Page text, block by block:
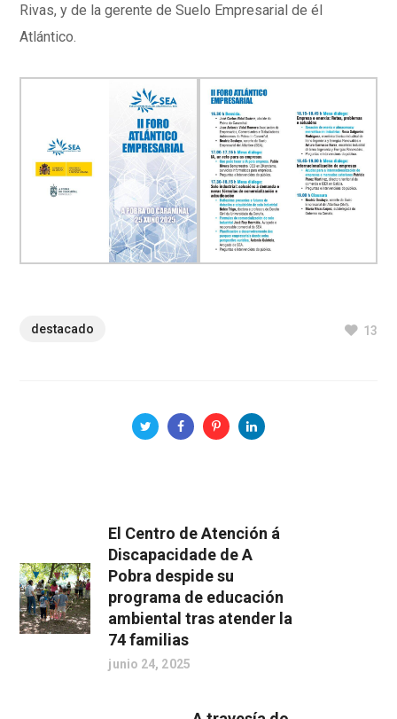
Rivas, y de la gerente de Suelo Empresarial de él
Atlántico.
destacado 13
El Centro de Atención á
Discapacidade de A
Pobra despide su
programa de educación
ambiental tras atender la
74 familias
junio 24, 2025